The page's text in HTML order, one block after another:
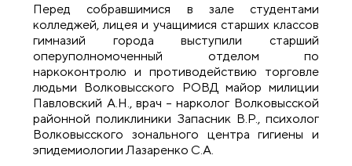
Перед собравшимися в зале студентами
колледжей, лицея и учащимися старших классов
гимназий города выступили старший
оперуполномоченный отделом по
наркоконтролю и противодействию торговле
людьми Волковысского РОВД майор милиции
Павловский А.Н., врач – нарколог Волковысской
районной поликлиники Запасник В.Р., психолог
Волковысского зонального центра гигиены и
эпидемиологии Лазаренко С.А.